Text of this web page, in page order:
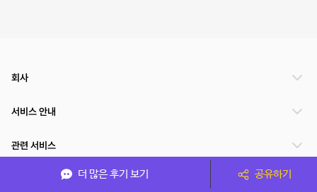
더 많은 후기 보기 공유하기
회사
서비스 안내
관련 서비스